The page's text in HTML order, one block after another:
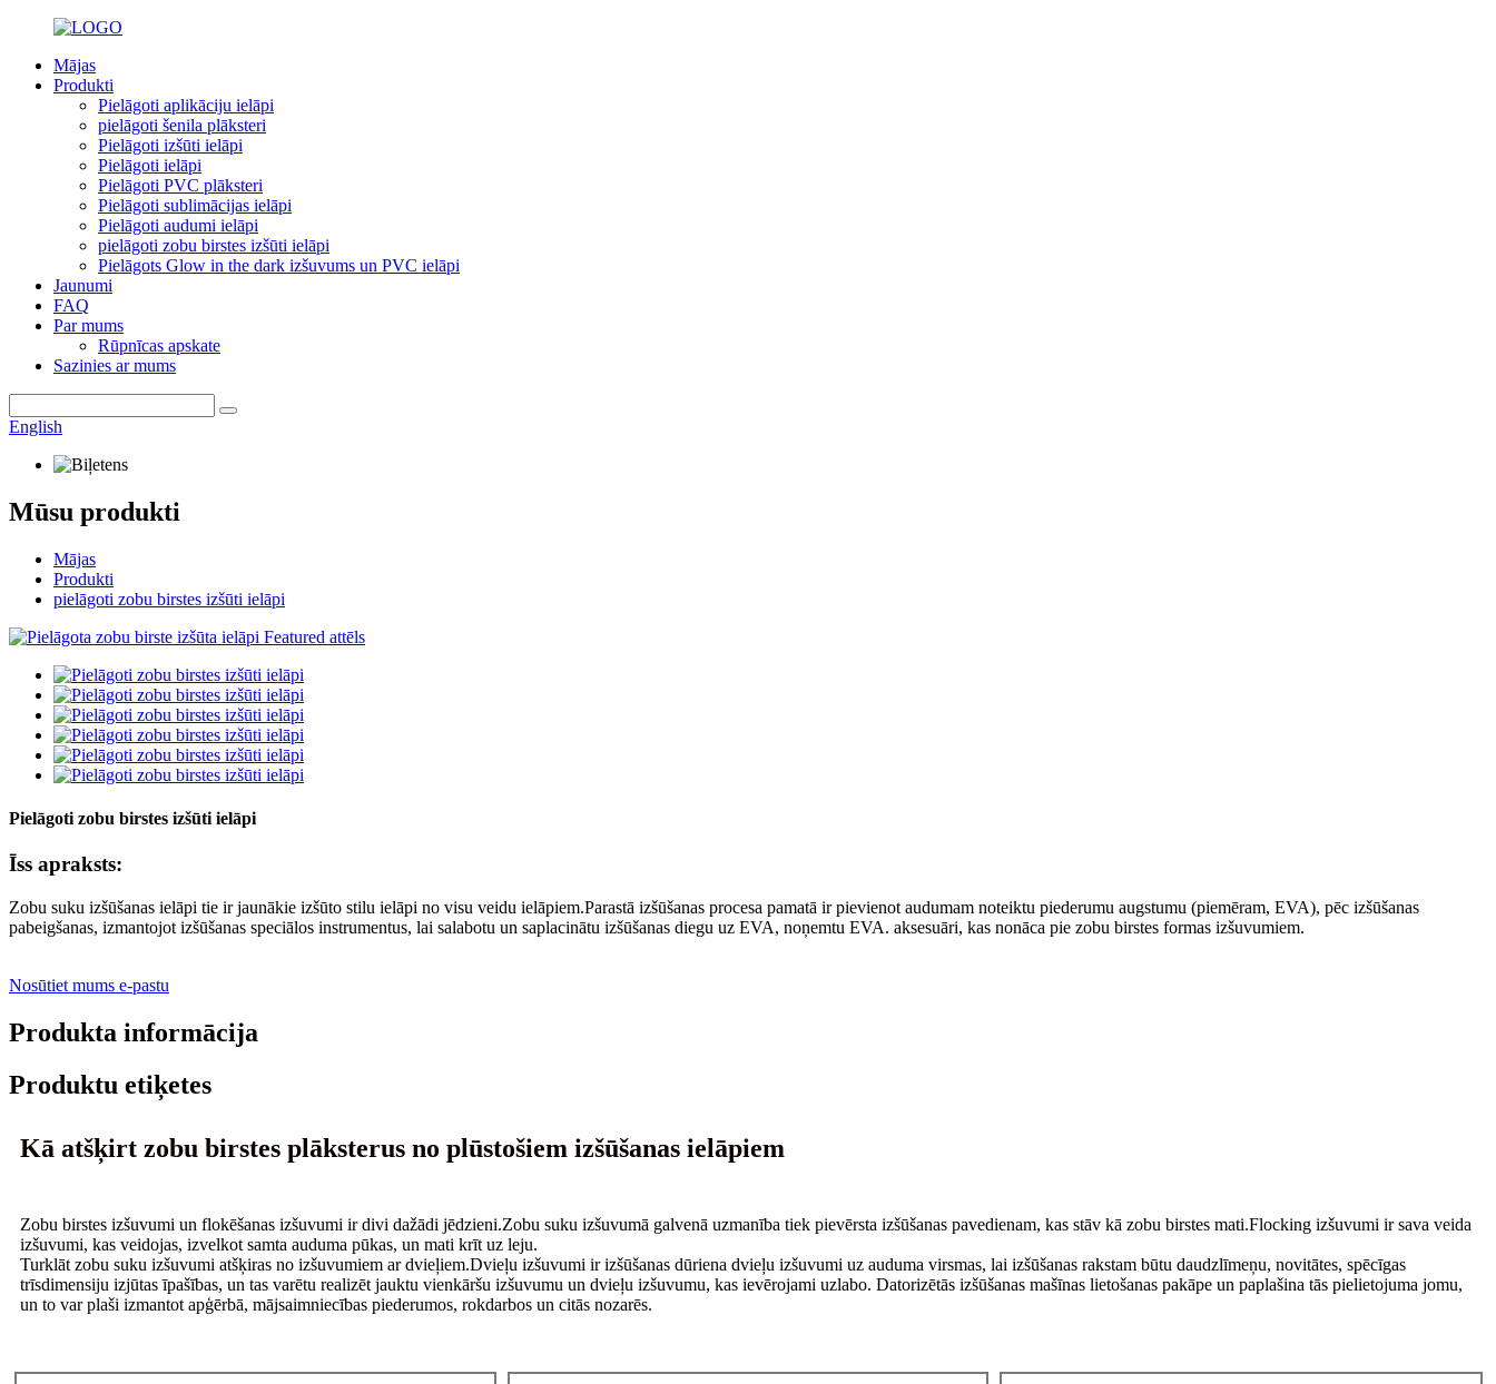
Mājas
Produkti
Pielāgoti aplikāciju ielāpi
pielāgoti šenila plāksteri
Pielāgoti izšūti ielāpi
Pielāgoti ielāpi
Pielāgoti PVC plāksteri
Pielāgoti sublimācijas ielāpi
Pielāgoti audumi ielāpi
pielāgoti zobu birstes izšūti ielāpi
Pielāgots Glow in the dark izšuvums un PVC ielāpi
Jaunumi
FAQ
Par mums
Rūpnīcas apskate
Sazinies ar mums
English
Mūsu produkti
Mājas
Produkti
pielāgoti zobu birstes izšūti ielāpi
Pielāgoti zobu birstes izšūti ielāpi
Īss apraksts:
Zobu suku izšūšanas ielāpi tie ir jaunākie izšūto stilu ielāpi no visu veidu ielāpiem.Parastā izšūšanas procesa pamatā ir pievienot audumam noteiktu piederumu augstumu (piemēram, EVA), pēc izšūšanas
pabeigšanas, izmantojot izšūšanas speciālos instrumentus, lai salabotu un saplacinātu izšūšanas diegu uz EVA, noņemtu EVA. aksesuāri, kas nonāca pie zobu birstes formas izšuvumiem.
Nosūtiet mums e-pastu
Produkta informācija
Produktu etiķetes
Kā atšķirt zobu birstes plāksterus no plūstošiem izšūšanas ielāpiem
Zobu birstes izšuvumi un flokēšanas izšuvumi ir divi dažādi jēdzieni.Zobu suku izšuvumā galvenā uzmanība tiek pievērsta izšūšanas pavedienam, kas stāv kā zobu birstes mati.Flocking izšuvumi ir sava veida
izšuvumi, kas veidojas, izvelkot samta auduma pūkas, un mati krīt uz leju.
Turklāt zobu suku izšuvumi atšķiras no izšuvumiem ar dvieļiem.Dvieļu izšuvumi ir izšūšanas dūriena dvieļu izšuvumi uz auduma virsmas, lai izšūšanas rakstam būtu daudzlīmeņu, novitātes, spēcīgas
trīsdimensiju izjūtas īpašības, un tas varētu realizēt jauktu vienkāršu izšuvumu un dvieļu izšuvumu, kas ievērojami uzlabo. Datorizētās izšūšanas mašīnas lietošanas pakāpe un paplašina tās pielietojuma jomu,
un to var plaši izmantot apģērbā, mājsaimniecības piederumos, rokdarbos un citās nozarēs.